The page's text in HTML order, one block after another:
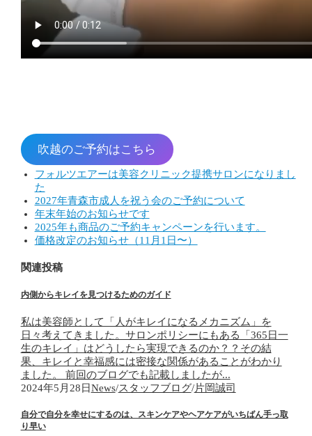
吹越のご予約はこちら
フォルツエアーは美容クリニック提携サロンになりまし
た
2027年青森市成人を祝う会のご予約について
年末年始のお知らせです
2025年も商品のご予約キャンペーンを行います。
価格改定のお知らせ（11月1日〜）
関連投稿
内側からキレイを見つけるためのガイド
私は美容師として「人がキレイになるメカニズム」を
日々考えてきました。サロンポリシーにもある「365日一
生のキレイ」はどうしたら実現できるのか？？その結
果、キレイと幸福感には密接な関係があることがわかり
ました。 前回のブログでも記載しましたが...
2024年5月28日News/スタッフブログ/片岡誠司
自分で自分を幸せにするのは、スキンケアやヘアケアがいちばん手っ取
り早い